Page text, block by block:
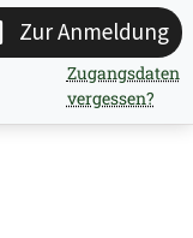
Zur Anmeldung
Zugangsdaten
vergessen?